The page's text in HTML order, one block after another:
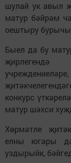
шулай ук авыл
матур бәйрәм
оештыру бурычы
Быел да бу
конкурс
матур шәхси
Хөрмәтле
елны югары
уздырыйк,